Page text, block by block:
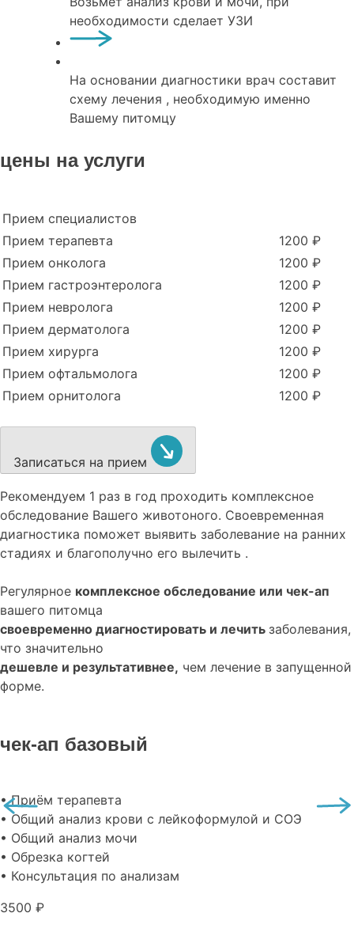
необходимости сделает УЗИ
На основании диагностики врач составит
схему лечения , необходимую именно
Вашему питомцу
цены на услуги
Прием специалистов
Прием терапевта
1200 ₽
Прием онколога
1200 ₽
Прием гастроэнтеролога
1200 ₽
Прием невролога
1200 ₽
Прием дерматолога
1200 ₽
Прием хирурга
1200 ₽
Прием офтальмолога
1200 ₽
Прием орнитолога
1200 ₽
Записаться на прием
Рекомендуем 1 раз в год проходить комплексное
обследование Вашего животоного. Своевременная
диагностика поможет выявить заболевание на ранних
стадиях и благополучно его вылечить .
Регулярное комплексное обследование или чек-ап
вашего питомца
своевременно диагностировать и лечить заболевания,
что значительно
дешевле и результативнее, чем лечение в запущенной
форме.
чек-ап базовый
• Приём терапевта
• Общий анализ крови с лейкоформулой и СОЭ
• Общий анализ мочи
• Обрезка когтей
• Консультация по анализам
3500 ₽